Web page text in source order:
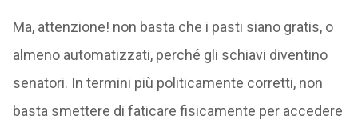
Ma, attenzione! non basta che i pasti siano gratis, o
almeno automatizzati, perché gli schiavi diventino
senatori. In termini più politicamente corretti, non
basta smettere di faticare fisicamente per accedere